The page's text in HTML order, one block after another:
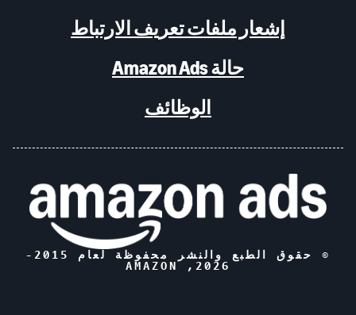
إشعار ملفات تعريف الارتباط
حالة Amazon Ads
الوظائف
© حقوق الطبع والنشر محفوظة لعام 2015-
2026
, AMAZON